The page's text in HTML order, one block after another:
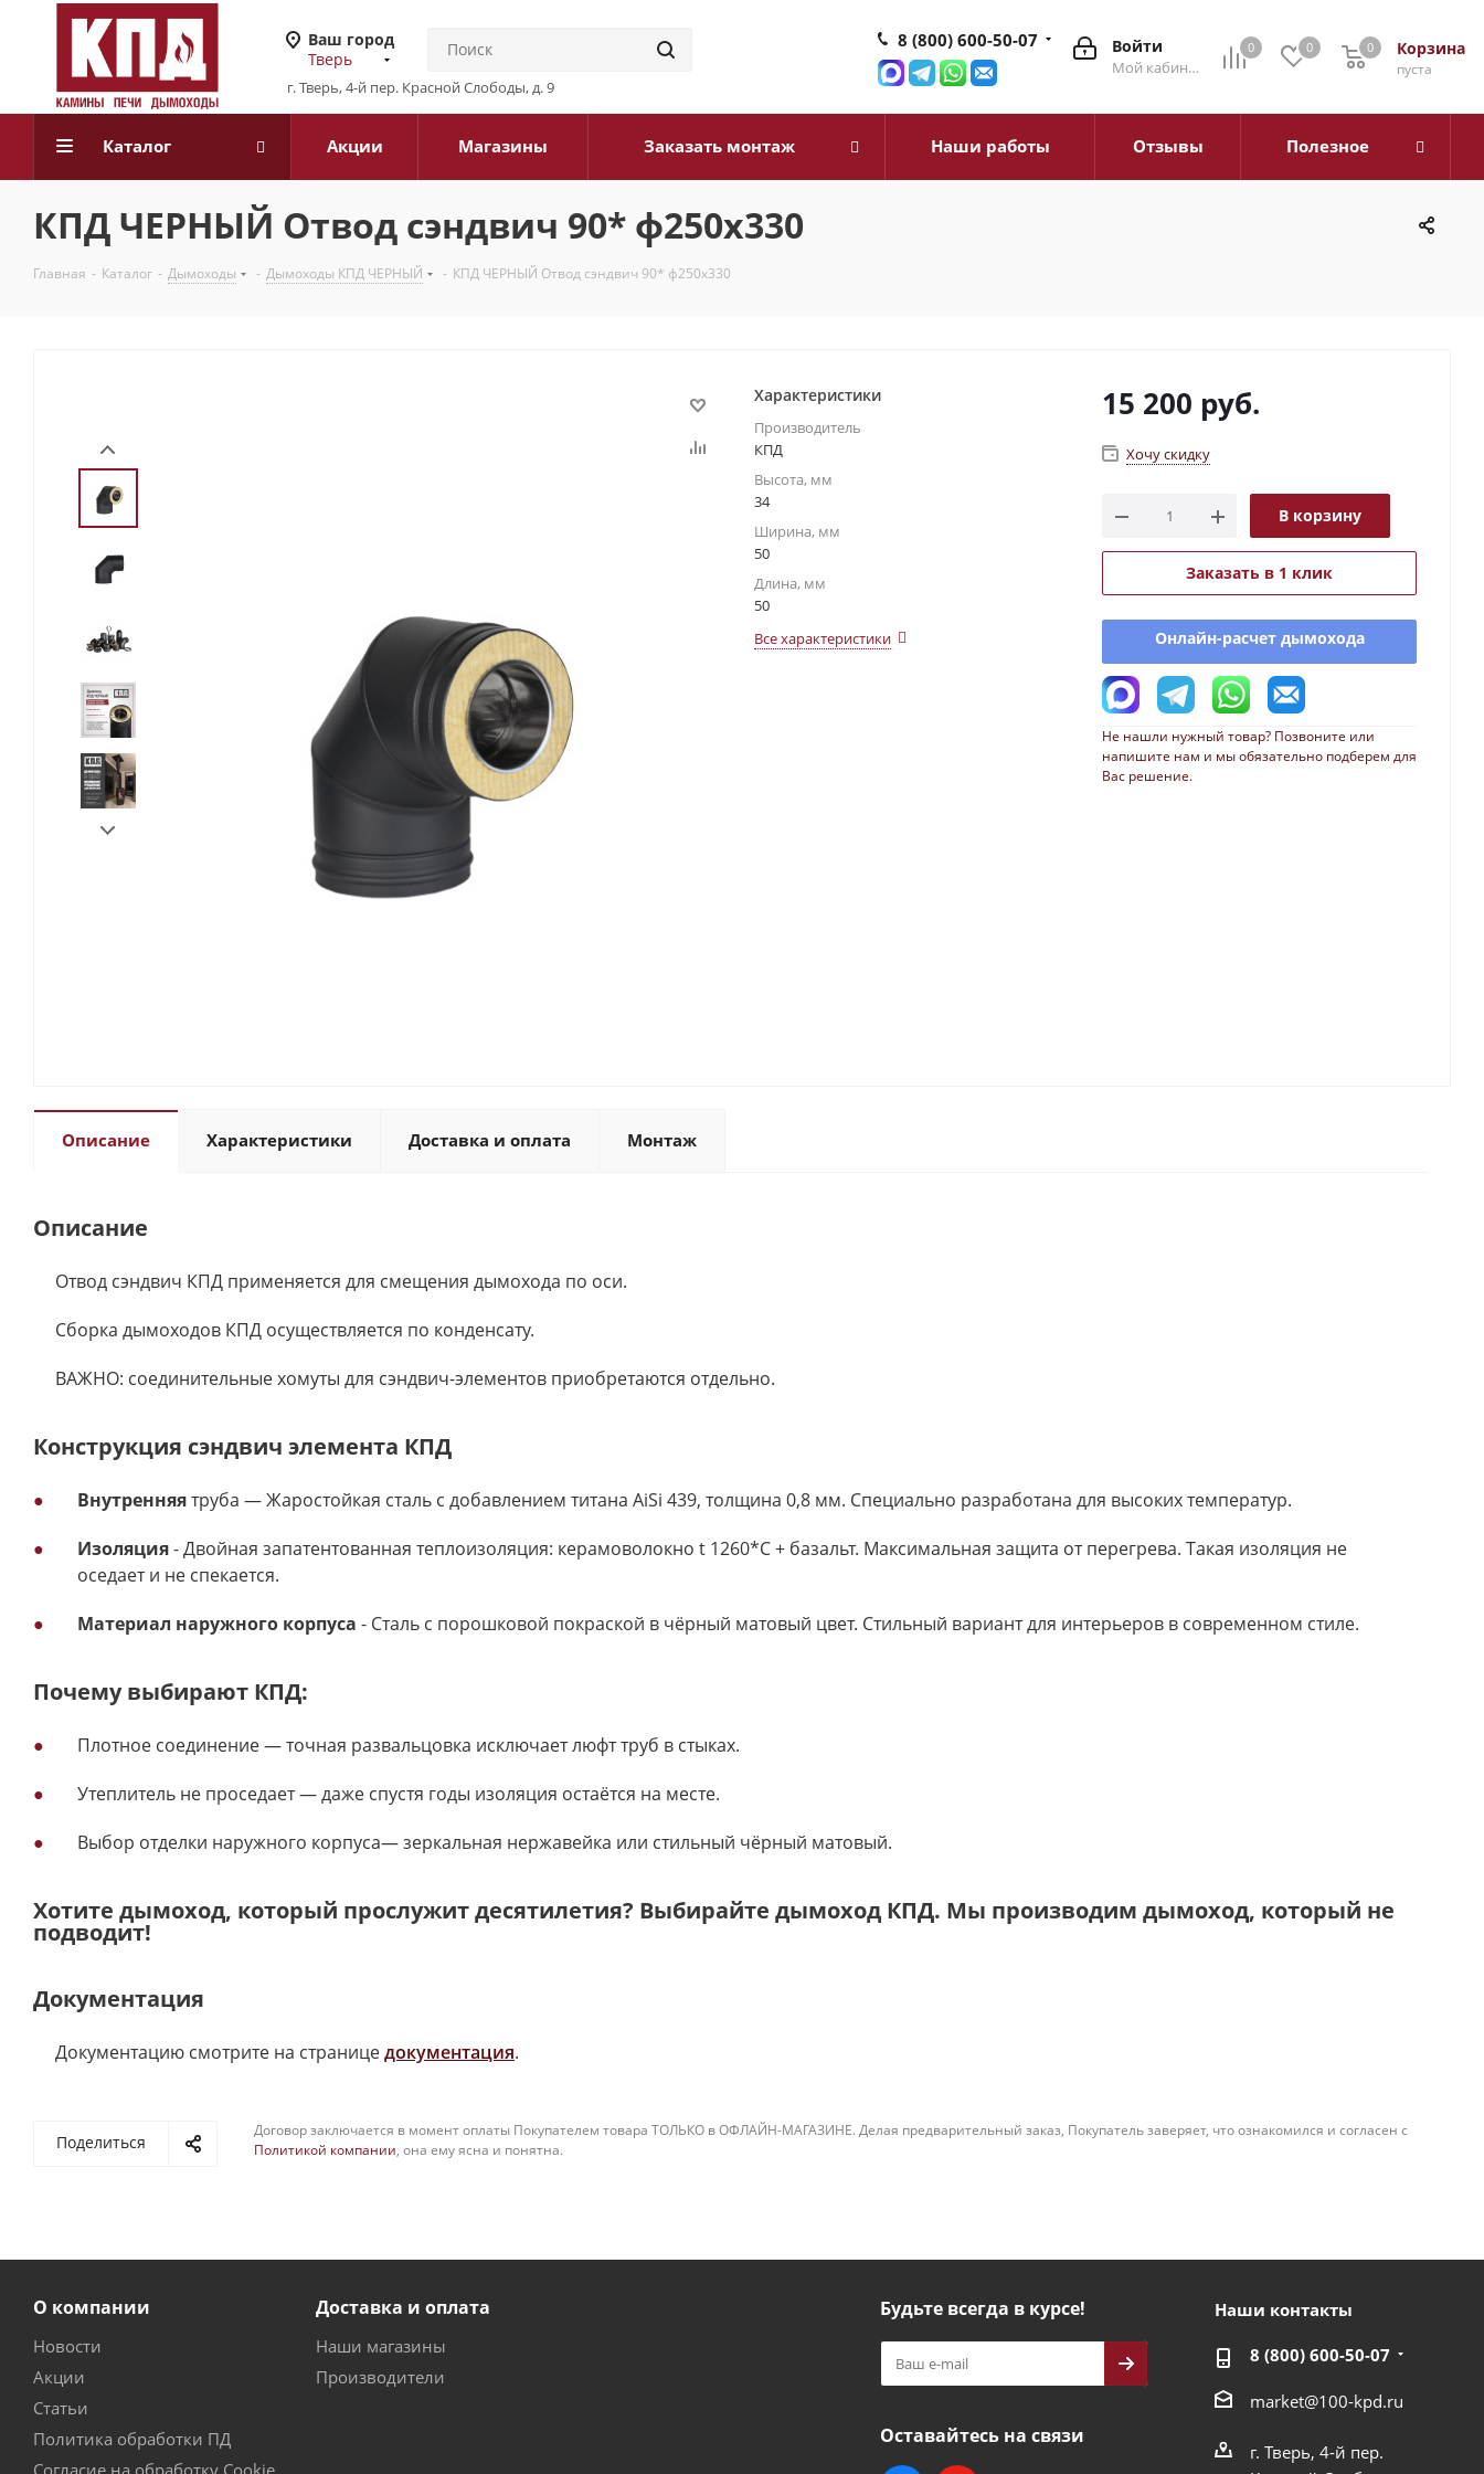
Ваш город
Тверь
г. Тверь, 4-й пер. Красной Слободы, д. 9
0 0 Корзина
0
пуста
0
Войти
Мой кабинет
8 (800) 600-50-07
Каталог Акции Магазины Заказать монтаж Наши работы Отзывы Полезное
КПД ЧЕРНЫЙ Отвод сэндвич 90* ф250х330
Главная - Каталог - Дымоходы - Дымоходы КПД ЧЕРНЫЙ - КПД ЧЕРНЫЙ Отвод сэндвич 90* ф250х330
Характеристики
Производитель
КПД
Высота, мм
34
Ширина, мм
50
Длина, мм
50
Все характеристики
15 200 руб.
Хочу скидку
В корзину
Заказать в 1 клик
Онлайн-расчет дымохода
Не нашли нужный товар? Позвоните или
напишите нам и мы обязательно подберем для
Вас решение.
Описание Характеристики Доставка и оплата Монтаж
Описание
Отвод сэндвич КПД применяется для смещения дымохода по оси.
Сборка дымоходов КПД осуществляется по конденсату.
ВАЖНО: соединительные хомуты для сэндвич-элементов приобретаются отдельно.
Конструкция сэндвич элемента КПД
Внутренняятруба — Жаростойкая сталь с добавлением титана AiSi 439, толщина 0,8 мм. Специально разработана для высоких температур.
Изоляция- Двойная запатентованная теплоизоляция: керамоволокно t 1260*C + базальт. Максимальная защита от перегрева. Такая изоляция не
оседает и не спекается.
Материал наружного корпуса - Сталь с порошковой покраской в чёрный матовый цвет. Стильный вариант для интерьеров в современном стиле.
Почему выбирают КПД:
Плотное соединение — точная развальцовка исключает люфт труб в стыках.
Утеплитель не проседает — даже спустя годы изоляция остаётся на месте.
Выбор отделки наружного корпуса— зеркальная нержавейка или стильный чёрный матовый.
Хотите дымоход, который прослужит десятилетия? Выбирайте дымоход КПД. Мы производим дымоход, который не
подводит!
Документация
Документацию смотрите на страницедокументация.
Поделиться
Договор заключается в момент оплаты Покупателем товара ТОЛЬКО в ОФЛАЙН-МАГАЗИНЕ. Делая предварительный заказ, Покупатель заверяет, что ознакомился и согласен с
Политикой компании, она ему ясна и понятна.
О компании
Новости
Акции
Статьи
Политика обработки ПД
Согласие на обработку Cookie
Доставка и оплата
Наши магазины
Производители
Будьте всегда в курсе!
Оставайтесь на связи
Наши контакты
8 (800) 600-50-07
market@100-kpd.ru
г. Тверь, 4-й пер.